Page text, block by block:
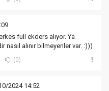
full ekders alıyor. Ya
nasıl alınır bilmeyenler var. :)))
(0)
2024 14:52